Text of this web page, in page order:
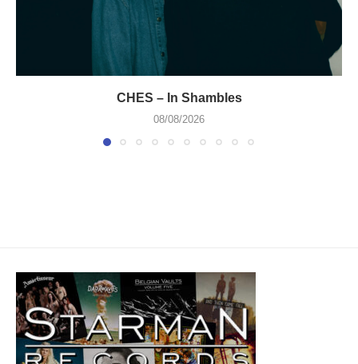
CHES – In Shambles
08/08/2026